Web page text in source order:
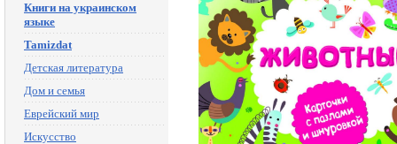
Книги на украинском
языке
Tamizdat
Детская литература
Дом и семья
Еврейский мир
Искусство